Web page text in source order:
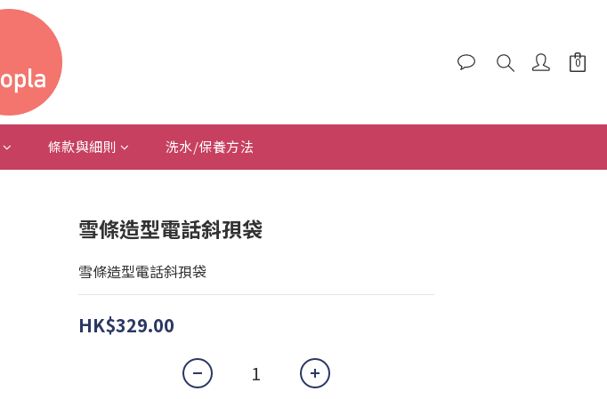
條款與細則 洗水/保養方法
雪條造型電話斜孭袋
雪條造型電話斜孭袋
HK$329.00